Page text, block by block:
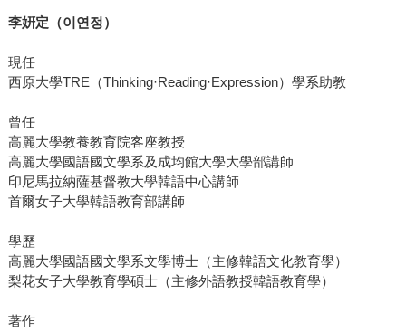
李姸定（이연정）
現任
西原大學TRE（Thinking·Reading·Expression）學系助教
曾任
高麗大學教養教育院客座教授
高麗大學國語國文學系及成均館大學大學部講師
印尼馬拉納薩基督教大學韓語中心講師
首爾女子大學韓語教育部講師
學歷
高麗大學國語國文學系文學博士（主修韓語文化教育學）
梨花女子大學教育學碩士（主修外語教授韓語教育學）
著作